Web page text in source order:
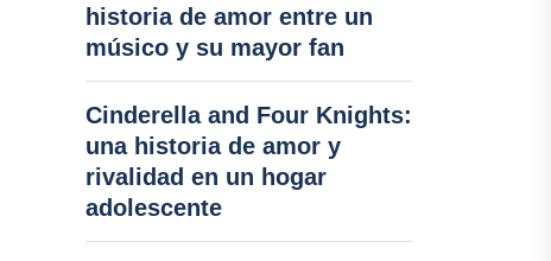
historia de amor entre un
músico y su mayor fan
Cinderella and Four Knights:
una historia de amor y
rivalidad en un hogar
adolescente